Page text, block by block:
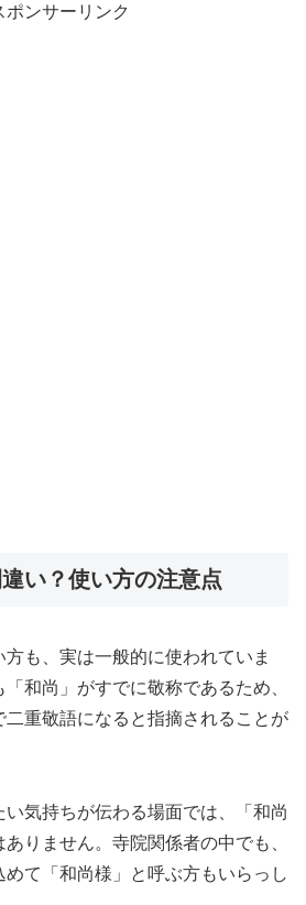
ポンサーリンク
違い？使い方の注意点
方も、実は一般的に使われていま
和尚」がすでに敬称であるため、
二重敬語になると指摘されることが
気持ちが伝わる場面では、「和尚
りません。寺院関係者の中でも、
て「和尚様」と呼ぶ方もいらっし